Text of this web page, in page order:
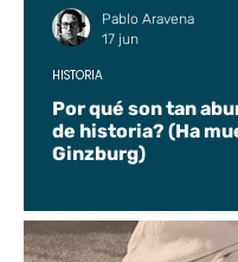
Por qué son tan
de historia? (Ha
Ginzburg)
HISTORIA
Pablo Aravena
17 jun